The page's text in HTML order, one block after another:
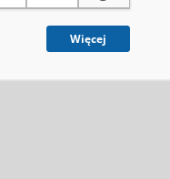
Więcej